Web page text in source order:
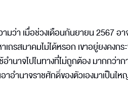
มว่า เมื่อช่วงเดือนกันยายน 2567
ถรสมาคมไม่ได้หรอก เขาอยู่ยงคง
อำนาจไปในทางที่ไม่ถูกต้อง มากกว่
าอำนาจราชศักดิ์ของตัวเองมาเป็นให